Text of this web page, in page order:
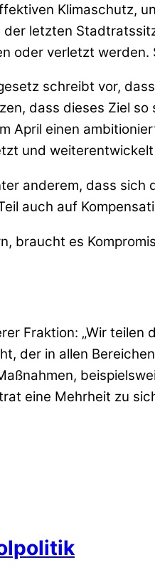
Klimaschutz,
letzten
oder verletzt werden.
schreibt vor,
dass dieses Ziel
April einen
und
anderem, dass
auch auf
braucht es
Fraktion: „Wir
der in allen
eine Mehrheit zu